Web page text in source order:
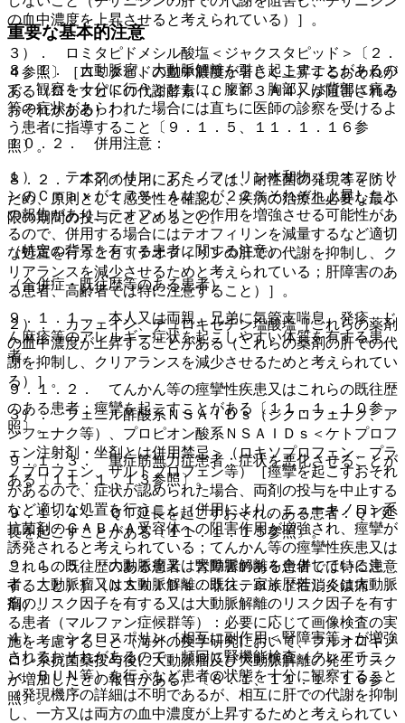
の血中濃度を上昇させると考えられている）］。
３）． ロミタピドメシル酸塩＜ジャクスタピッド＞〔２．
４参照〕［ロミタピドの血中濃度が著しく上昇するおそれが
ある（ロミタピドの代謝酵素（ＣＹＰ３Ａ４）が阻害される
おそれがある）］。
１０．２． 併用注意：
１）． テオフィリン、アミノフィリン水和物［テオフィリ
ンのＣｍａｘが１７％・ＡＵＣが２２％それぞれ上昇したと
の報告があり、テオフィリンの作用を増強させる可能性があ
るので、併用する場合にはテオフィリンを減量するなど適切
な処置を行うこと（テオフィリンの肝での代謝を抑制し、ク
リアランスを減少させるためと考えられている；肝障害のあ
る患者、高齢者では特に注意すること）］。
２）． カフェイン、デュロキセチン塩酸塩［これらの薬剤
の血中濃度が上昇することがある（これらの薬剤の肝での代
謝を抑制し、クリアランスを減少させるためと考えられてい
る）］。
３）． フェニル酢酸系ＮＳＡＩＤｓ（ジクロフェナク、ア
ンフェナク等）、プロピオン酸系ＮＳＡＩＤｓ＜ケトプロフ
ェン注射剤・坐剤とは併用禁忌＞（ロキソプロフェン、プラ
ノプロフェン、ザルトプロフェン等）［痙攣を起こすおそれ
があるので、症状が認められた場合、両剤の投与を中止する
など適切な処置を行うこと（併用により、ニューキノロン系
抗菌剤のＧＡＢＡＡ受容体への阻害作用が増強され、痙攣が
誘発されると考えられている；てんかん等の痙攣性疾患又は
これらの既往歴のある患者、腎障害のある患者では特に注意
すること）］（ＮＳＡＩＤｓ：非ステロイド性消炎鎮痛
剤）。
４）． シクロスポリン［相互に副作用＜腎障害等＞が増強
されるおそれがあるので、頻回に腎機能検査（クレアチニ
ン、ＢＵＮ等）を行うなど患者の状態を十分に観察すること
（発現機序の詳細は不明であるが、相互に肝での代謝を抑制
し、一方又は両方の血中濃度が上昇するためと考えられてい
重要な基本的注意
８．１． 大動脈瘤、大動脈解離を引き起こすことがあるの
で、観察を十分に行うとともに、腹部、胸部又は背部に痛み
等の症状があらわれた場合には直ちに医師の診察を受けるよ
う患者に指導すること〔９．１．５、１１．１．１６参
照〕。
８．２． 本剤の使用にあたっては、耐性菌の発現等を防ぐ
ため、原則として感受性を確認し、疾病の治療上必要な最小
限の期間の投与にとどめること。
（特定の背景を有する患者に関する注意）
（合併症・既往歴等のある患者）
９．１．１． 本人又は両親、兄弟に気管支喘息、発疹、じ
ん麻疹等のアレルギー症状を起こしやすい体質を有する患
者。
９．１．２． てんかん等の痙攣性疾患又はこれらの既往歴
のある患者：痙攣を起こすことがある〔１１．１．１０参
照〕。
９．１．３． 重症筋無力症患者：症状を悪化させることが
ある〔１１．１．１３参照〕。
９．１．４． ＱＴ延長を起こすおそれのある患者：ＱＴ延
長を起こすことがある〔１１．１．１５参照〕。
９．１．５． 大動脈瘤又は大動脈解離を合併している患
者、大動脈瘤又は大動脈解離の既往、家族歴若しくは大動脈
瘤のリスク因子を有する又は大動脈解離のリスク因子を有す
る患者（マルファン症候群等）：必要に応じて画像検査の実
施を考慮すること（海外の疫学研究において、フルオロキノ
ロン系抗菌薬投与後に大動脈瘤及び大動脈解離の発生リスク
が増加したとの報告がある）〔８．１、１１．１．１６参
照〕。